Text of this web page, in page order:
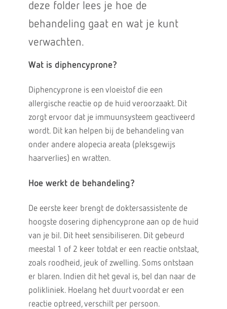
deze folder lees je hoe de
behandeling gaat en wat je kunt
verwachten.
Wat is diphencyprone?
Diphencyprone is een vloeistof die een
allergische reactie op de huid veroorzaakt. Dit
zorgt ervoor dat je immuunsysteem geactiveerd
wordt. Dit kan helpen bij de behandeling van
onder andere alopecia areata (pleksgewijs
haarverlies) en wratten.
Hoe werkt de behandeling?
De eerste keer brengt de doktersassistente de
hoogste dosering diphencyprone aan op de huid
van je bil. Dit heet sensibiliseren. Dit gebeurd
meestal 1 of 2 keer totdat er een reactie ontstaat,
zoals roodheid, jeuk of zwelling. Soms ontstaan
er blaren. Indien dit het geval is, bel dan naar de
polikliniek. Hoelang het duurt voordat er een
reactie optreed, verschilt per persoon.